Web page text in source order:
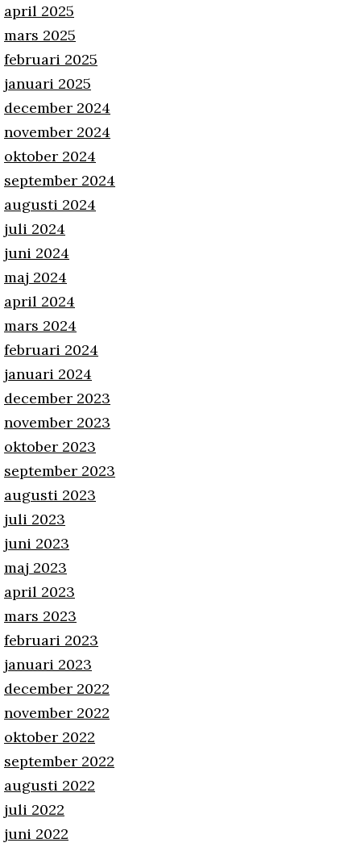
april 2025
mars 2025
februari 2025
januari 2025
december 2024
november 2024
oktober 2024
september 2024
augusti 2024
juli 2024
juni 2024
maj 2024
april 2024
mars 2024
februari 2024
januari 2024
december 2023
november 2023
oktober 2023
september 2023
augusti 2023
juli 2023
juni 2023
maj 2023
april 2023
mars 2023
februari 2023
januari 2023
december 2022
november 2022
oktober 2022
september 2022
augusti 2022
juli 2022
juni 2022